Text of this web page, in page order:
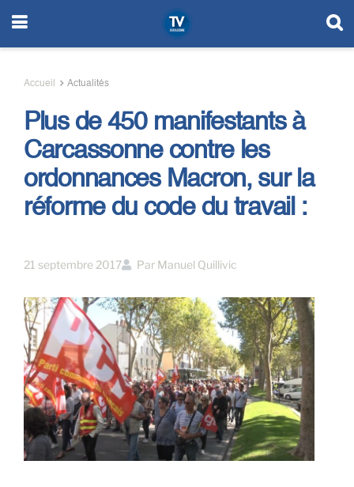
Accueil Actualités
Plus de 450 manifestants à
Carcassonne contre les
ordonnances Macron, sur la
réforme du code du travail :
21 septembre 2017 Par Manuel Quillivic